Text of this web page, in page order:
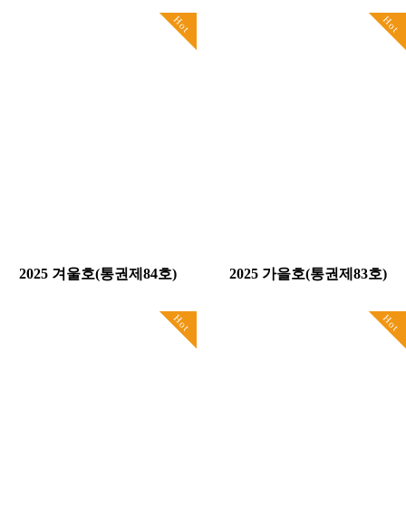
Hot
2025 겨울호(통권제84호)
Hot
2025 가을호(통권제83호)
Hot Hot